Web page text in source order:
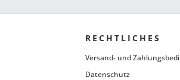
RECHTLICHES
Versand- und
Datenschutz